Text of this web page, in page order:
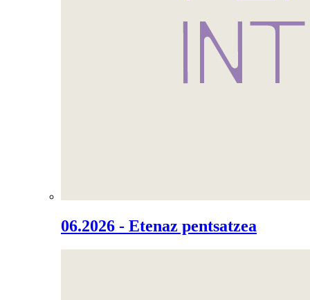
06.2026 - Etenaz pentsatzea